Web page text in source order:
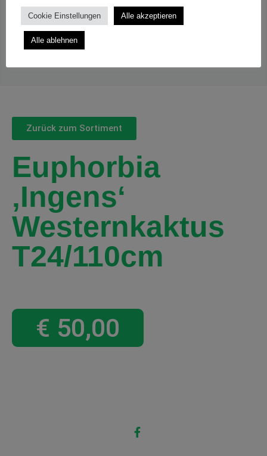
Zurück zum Sortiment
Euphorbia
‚Ingens‘
Westernkaktus
T24/110cm
€ 50,00
Cookie Einstellungen Alle akzeptieren
Alle ablehnen